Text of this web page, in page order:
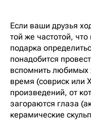
Если ваши друзья
той же частотой,
подарка
понадобится
вспомнить любимых
время (совриск или
произведений, от
загораются глаза
керамические